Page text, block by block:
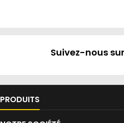
Suivez-nous
PRODUITS